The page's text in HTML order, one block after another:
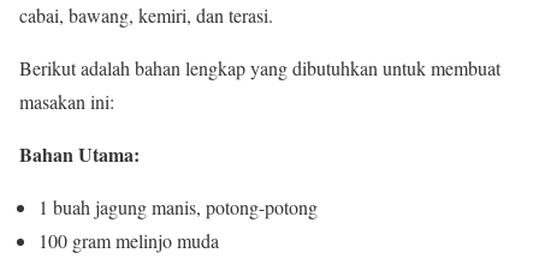
cabai, bawang, kemiri, dan terasi.
Berikut adalah bahan lengkap yang dibutuhkan untuk membuat
masakan ini:
Bahan Utama:
1 buah jagung manis, potong-potong
100 gram melinjo muda